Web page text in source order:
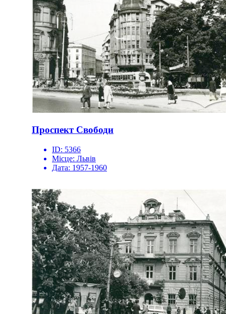
Проспект Свободи
ID: 5366
Місце: Львів
Дата: 1957-1960